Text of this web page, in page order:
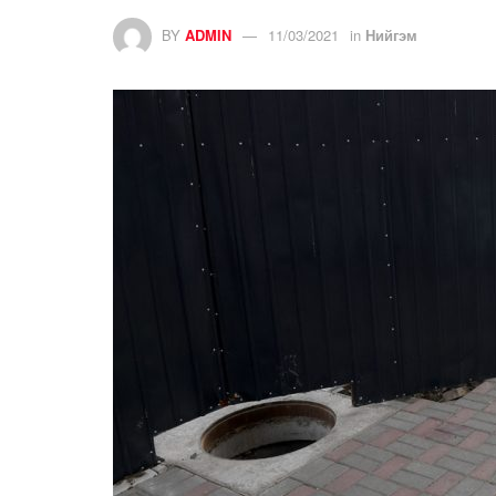
BY ADMIN 11/03/2021 in Нийгэм